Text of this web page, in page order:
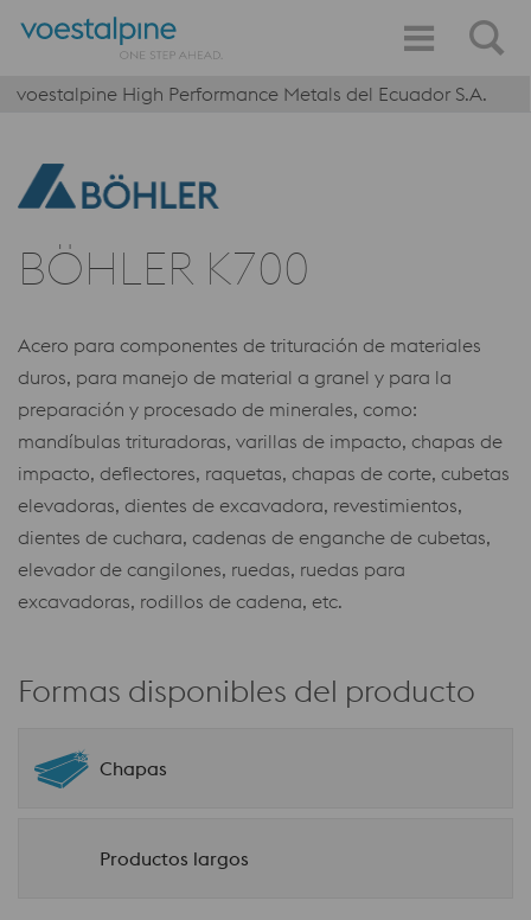
voestalpine High Performance Metals del Ecuador S.A.
BÖHLER K700
Acero para componentes de trituración de materiales
duros, para manejo de material a granel y para la
preparación y procesado de minerales, como:
mandíbulas trituradoras, varillas de impacto, chapas de
impacto, deflectores, raquetas, chapas de corte, cubetas
elevadoras, dientes de excavadora, revestimientos,
dientes de cuchara, cadenas de enganche de cubetas,
elevador de cangilones, ruedas, ruedas para
excavadoras, rodillos de cadena, etc.
Formas disponibles del producto
Chapas
Productos largos